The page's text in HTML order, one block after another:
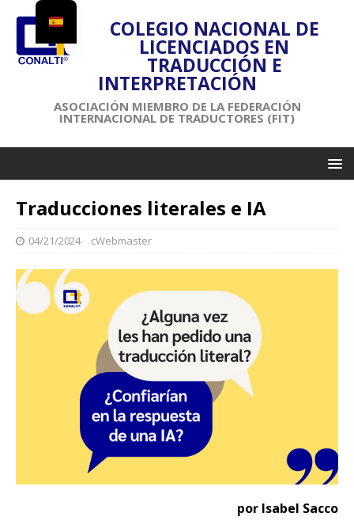
COLEGIO NACIONAL DE
LICENCIADOS EN
TRADUCCIÓN E
INTERPRETACIÓN
ASOCIACIÓN MIEMBRO DE LA FEDERACIÓN
INTERNACIONAL DE TRADUCTORES (FIT)
Traducciones literales e IA
04/21/2024 cWebmaster
por Isabel Sacco